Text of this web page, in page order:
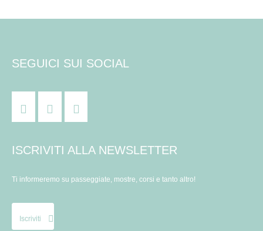
SEGUICI SUI SOCIAL
ISCRIVITI ALLA NEWSLETTER
Ti informeremo su passeggiate, mostre, corsi e tanto altro!
Iscriviti